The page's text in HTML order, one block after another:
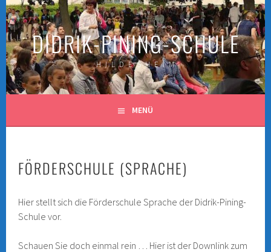
Springe
zum
Inhalt DIDRIK-PINING-SCHULE
H I L D E S H E I M
MENÜ
FÖRDERSCHULE (SPRACHE)
Hier stellt sich die Förderschule Sprache der Didrik-Pining-
Schule vor.
Schauen Sie doch einmal rein … Hier ist der Downlink zum